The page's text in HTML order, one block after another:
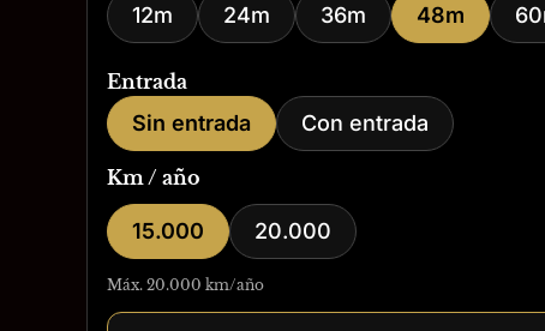
12m 24m 36m 48m
Entrada
Sin entrada Con entrada
Km / año
15.000 20.000
Máx. 20.000 km/año